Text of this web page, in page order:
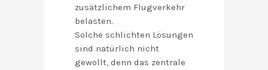
zusätzlichem Flugverkehr
belasten.
Solche schlichten Lösungen
sind natürlich nicht
gewollt, denn das zentrale